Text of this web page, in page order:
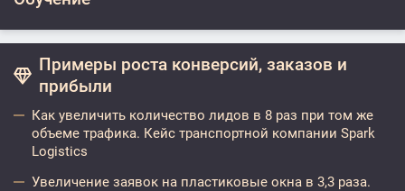
Примеры роста конверсий, заказов и
прибыли
Как увеличить количество лидов в 8 раз при том же
объеме трафика. Кейс транспортной компании Spark
Logistics
Увеличение заявок на пластиковые окна в 3,3 раза.